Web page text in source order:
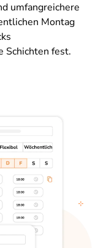
umfangreichere
Montag
Schichten fest.